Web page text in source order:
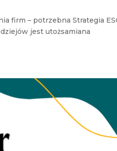
firm – potrzebna Strategia
jest utożsamiana